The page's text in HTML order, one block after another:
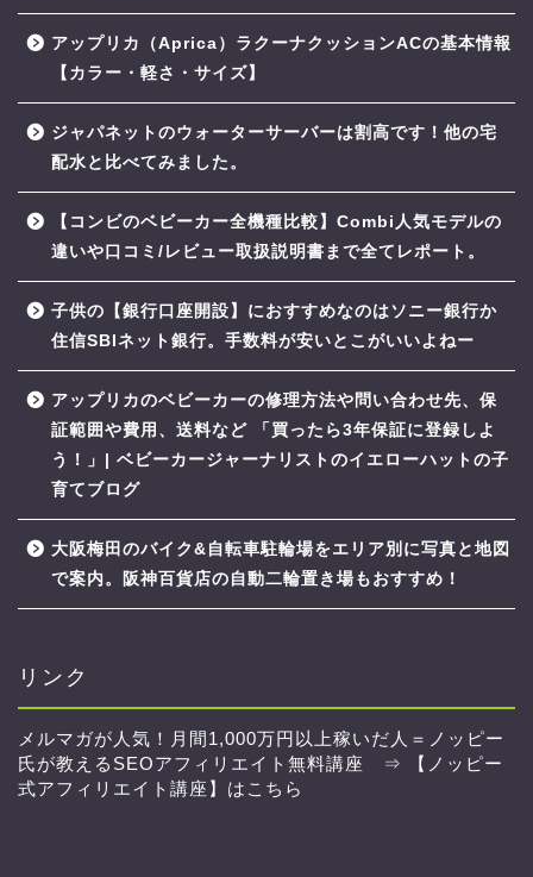
アップリカ（Aprica）ラクーナクッションACの基本情報
【カラー・軽さ・サイズ】
ジャパネットのウォーターサーバーは割高です！他の宅
配水と比べてみました。
【コンビのベビーカー全機種比較】Combi人気モデルの
違いや口コミ/レビュー取扱説明書まで全てレポート。
子供の【銀行口座開設】におすすめなのはソニー銀行か
住信SBIネット銀行。手数料が安いとこがいいよねー
アップリカのベビーカーの修理方法や問い合わせ先、保
証範囲や費用、送料など 「買ったら3年保証に登録しよ
う！」| ベビーカージャーナリストのイエローハットの子
育てブログ
大阪梅田のバイク&自転車駐輪場をエリア別に写真と地図
で案内。阪神百貨店の自動二輪置き場もおすすめ！
リンク
メルマガが人気！月間1,000万円以上稼いだ人＝ノッピー
氏が教えるSEOアフィリエイト無料講座 ⇒
【ノッピー
式アフィリエイト講座】はこちら